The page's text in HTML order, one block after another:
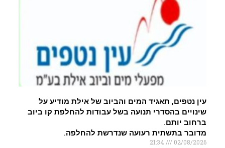
עין נטפים, תאגיד המים והביוב של אילת מודיע על
שינויים בהסדרי תנועה בשל עבודות להחלפת קו ביוב
ברחוב יותם.
מדובר בתשתית רעועה שנדרשת להחלפה.
02/08/2026